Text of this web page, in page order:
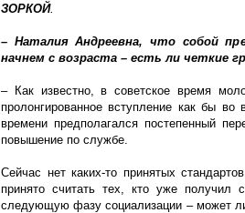
ЗОРКОЙ.
– Наталия Андреевна, что собой
начнем с возраста – есть ли четкие
– Как известно, в советское время
пролонгированное вступление как бы
времени предполагался постепенный
повышение по службе.
Сейчас нет каких-то принятых
принято считать тех, кто уже получил
следующую фазу социализации – может